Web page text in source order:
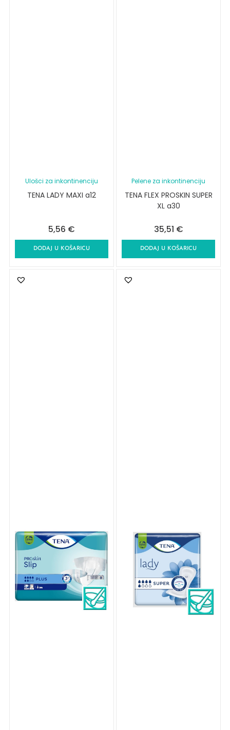
Ulošci za inkontinenciju
TENA LADY MAXI a12
5,56 €
DODAJ U KOŠARICU
Pelene za inkontinenciju
TENA FLEX PROSKIN SUPER
XL a30
35,51 €
DODAJ U KOŠARICU